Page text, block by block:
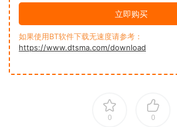
立即购买
如果使用BT软件下载无速度请参考：
https://www.dtsma.com/download
0 0